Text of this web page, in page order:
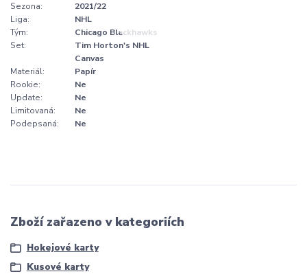
Sezona:
2021/22
Liga:
NHL
Tým:
Chicago Blackhawks
Set:
Tim Horton's NHL
Canvas
Materiál:
Papír
Rookie:
Ne
Update:
Ne
Limitovaná:
Ne
Podepsaná:
Ne
Zboží zařazeno v kategoriích
Hokejové karty
Kusové karty